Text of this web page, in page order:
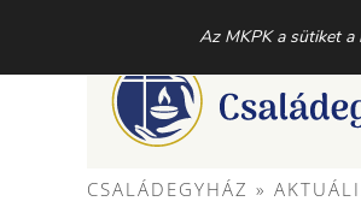
CSALÁDEGYHÁZ »
Az MKPK a sütiket a